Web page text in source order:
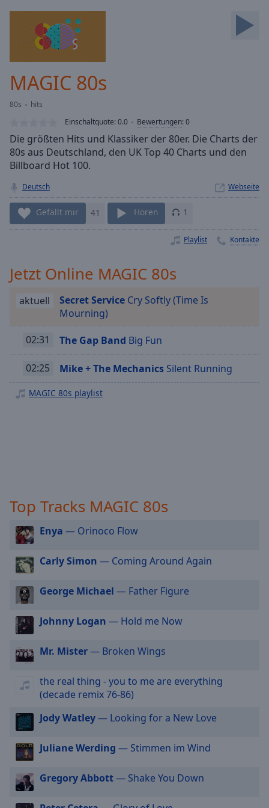
Loaded:
Stream
TypeLIVE
Seek to
currently
behind
liveLIVE
Remaining
Time-
Playback
Chapters
descriptions
off,
settings
dialog
subtitles
off
selected
Track
Picture-
in-
Picture
Fullscreen
This
window.
Beginning
window.
Escape
MAGIC 80s
80s
hits
Einschaltquote:0.0 Bewertungen:0
Die größten Hits und Klassiker der 80er. Die Charts der
80s aus Deutschland, den UK Top 40 Charts und den
Billboard Hot 100.
Deutsch Webseite
Gefällt mir 41 Hören 1
Playlist Kontakte
Jetzt Online MAGIC 80s
aktuell Secret Service Cry Softly (Time Is
Mourning)
02:31 The Gap Band Big Fun
02:25 Mike + The Mechanics Silent Running
MAGIC 80s playlist
Top Tracks MAGIC 80s
Enya — Orinoco Flow
Carly Simon — Coming Around Again
George Michael — Father Figure
Johnny Logan — Hold me Now
Mr. Mister— Broken Wings
the real thing - you to me are everything
(decade remix 76-86)
Jody Watley— Looking for a New Love
Juliane Werding — Stimmen im Wind
Gregory Abbott— Shake You Down